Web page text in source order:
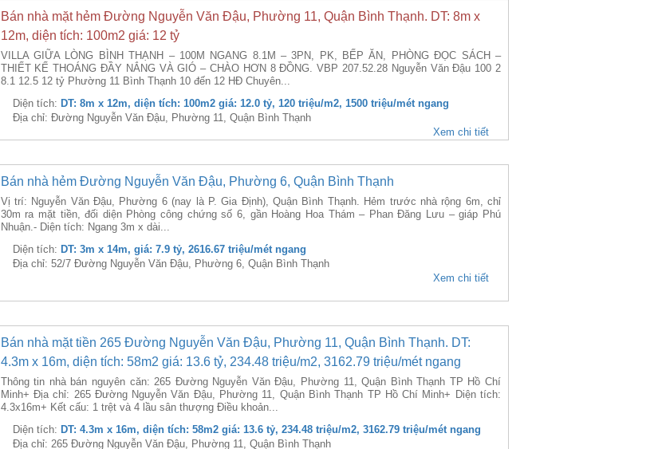
Bán nhà mặt hẻm Đường Nguyễn Văn Đậu, Phường 11, Quận Bình Thạnh. DT: 8m x
12m, diện tích: 100m2 giá: 12 tỷ
VILLA GIỮA LÒNG BÌNH THẠNH – 100M NGANG 8.1M – 3PN, PK, BẾP ĂN, PHÒNG ĐỌC SÁCH –
THIẾT KẾ THOÁNG ĐẦY NẮNG VÀ GIÓ – CHÀO HƠN 8 ĐỒNG. VBP 207.52.28 Nguyễn Văn Đậu 100 2
8.1 12.5 12 tỷ Phường 11 Bình Thạnh 10 đến 12 HĐ Chuyên...
Diện tích: DT: 8m x 12m, diện tích: 100m2 giá: 12.0 tỷ, 120 triệu/m2, 1500 triệu/mét ngang
Địa chỉ: Đường Nguyễn Văn Đậu, Phường 11, Quận Bình Thạnh
Xem chi tiết
Bán nhà hẻm Đường Nguyễn Văn Đậu, Phường 6, Quận Bình Thạnh
Vị trí: Nguyễn Văn Đậu, Phường 6 (nay là P. Gia Định), Quận Bình Thạnh. Hẻm trước nhà rộng 6m, chỉ
30m ra mặt tiền, đối diện Phòng công chứng số 6, gần Hoàng Hoa Thám – Phan Đăng Lưu – giáp Phú
Nhuận.- Diện tích: Ngang 3m x dài...
Diện tích: DT: 3m x 14m, giá: 7.9 tỷ, 2616.67 triệu/mét ngang
Địa chỉ: 52/7 Đường Nguyễn Văn Đậu, Phường 6, Quận Bình Thạnh
Xem chi tiết
Bán nhà mặt tiền 265 Đường Nguyễn Văn Đậu, Phường 11, Quận Bình Thạnh. DT:
4.3m x 16m, diện tích: 58m2 giá: 13.6 tỷ, 234.48 triệu/m2, 3162.79 triệu/mét ngang
Thông tin nhà bán nguyên căn: 265 Đường Nguyễn Văn Đậu, Phường 11, Quận Bình Thạnh TP Hồ Chí
Minh+ Địa chỉ: 265 Đường Nguyễn Văn Đậu, Phường 11, Quận Bình Thạnh TP Hồ Chí Minh+ Diện tích:
4.3x16m+ Kết cấu: 1 trệt và 4 lầu sân thượng Điều khoản...
Diện tích: DT: 4.3m x 16m, diện tích: 58m2 giá: 13.6 tỷ, 234.48 triệu/m2, 3162.79 triệu/mét ngang
Địa chỉ: 265 Đường Nguyễn Văn Đậu, Phường 11, Quận Bình Thạnh